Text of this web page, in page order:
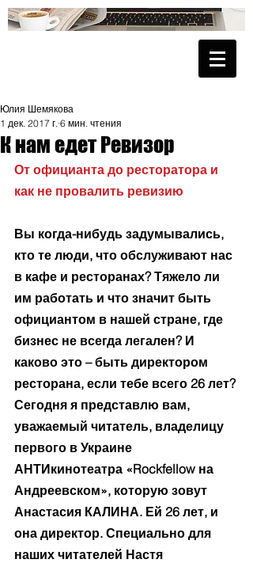
К нам едет Ревизор
Юлия Шемякова
1 дек. 2017 г. 6 мин. чтения
От официанта до ресторатора и
как не провалить ревизию
Вы когда-нибудь задумывались,
кто те люди, что обслуживают нас
в кафе и ресторанах? Тяжело ли
им работать и что значит быть
официантом в нашей стране, где
бизнес не всегда легален? И
каково это – быть директором
ресторана, если тебе всего 26 лет?
Сегодня я представлю вам,
уважаемый читатель, владелицу
первого в Украине
АНТИкинотеатра «Rockfellow на
Андреевском», которую зовут
Анастасия КАЛИНА. Ей 26 лет, и
она директор. Специально для
наших читателей Настя